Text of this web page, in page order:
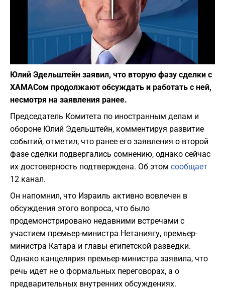
Play
Фото: Википедия
Юлий Эдельштейн заявил, что вторую фазу сделки с
ХАМАСом продолжают обсуждать и работать с ней,
несмотря на заявления ранее.
Председатель Комитета по иностранным делам и
обороне Юлий Эдельштейн, комментируя развитие
событий, отметил, что ранее его заявления о второй
фазе сделки подвергались сомнению, однако сейчас
их достоверность подтверждена. Об этом сообщает
12 канал.
Он напомнил, что Израиль активно вовлечен в
обсуждения этого вопроса, что было
продемонстрировано недавними встречами с
участием премьер-министра Нетаниягу, премьер-
министра Катара и главы египетской разведки.
Однако канцелярия премьер-министра заявила, что
речь идет не о формальных переговорах, а о
предварительных внутренних обсуждениях.